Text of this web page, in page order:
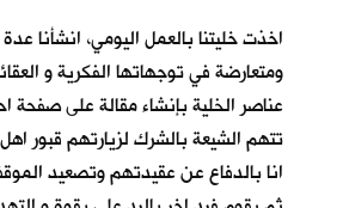
اخذت خليتنا بالعمل اليومي، انشأنا
ومتعارضة في توجهاتها الفكرية و
عناصر الخلية بإنشاء مقالة على صفحة
تتهم الشيعة بالشرك لزيارتهم قبور
انا بالدفاع عن عقيدتهم وتصعيد